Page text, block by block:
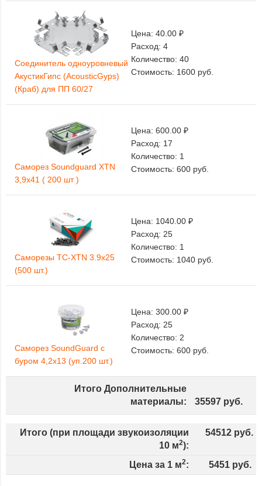
Соединитель одноуровневый
АкустикГипс (AcousticGyps)
(Краб) для ПП 60/27
Цена: 40.00 ₽
Расход: 4
Количество: 40
Стоимость: 1600 руб.
Саморез Soundguard XTN
3,9х41 ( 200 шт )
Цена: 600.00 ₽
Расход: 17
Количество: 1
Стоимость: 600 руб.
Саморезы ТС-XTN 3.9х25
(500 шт.)
Цена: 1040.00 ₽
Расход: 25
Количество: 1
Стоимость: 1040 руб.
Саморез SoundGuard с
буром 4,2х13 (уп.200 шт.)
Цена: 300.00 ₽
Расход: 25
Количество: 2
Стоимость: 600 руб.
Итого Дополнительные
материалы:
35597 руб.
Итого (при площади звукоизоляции
10 м2):
54512 руб.
Цена за 1 м2: 5451 руб.